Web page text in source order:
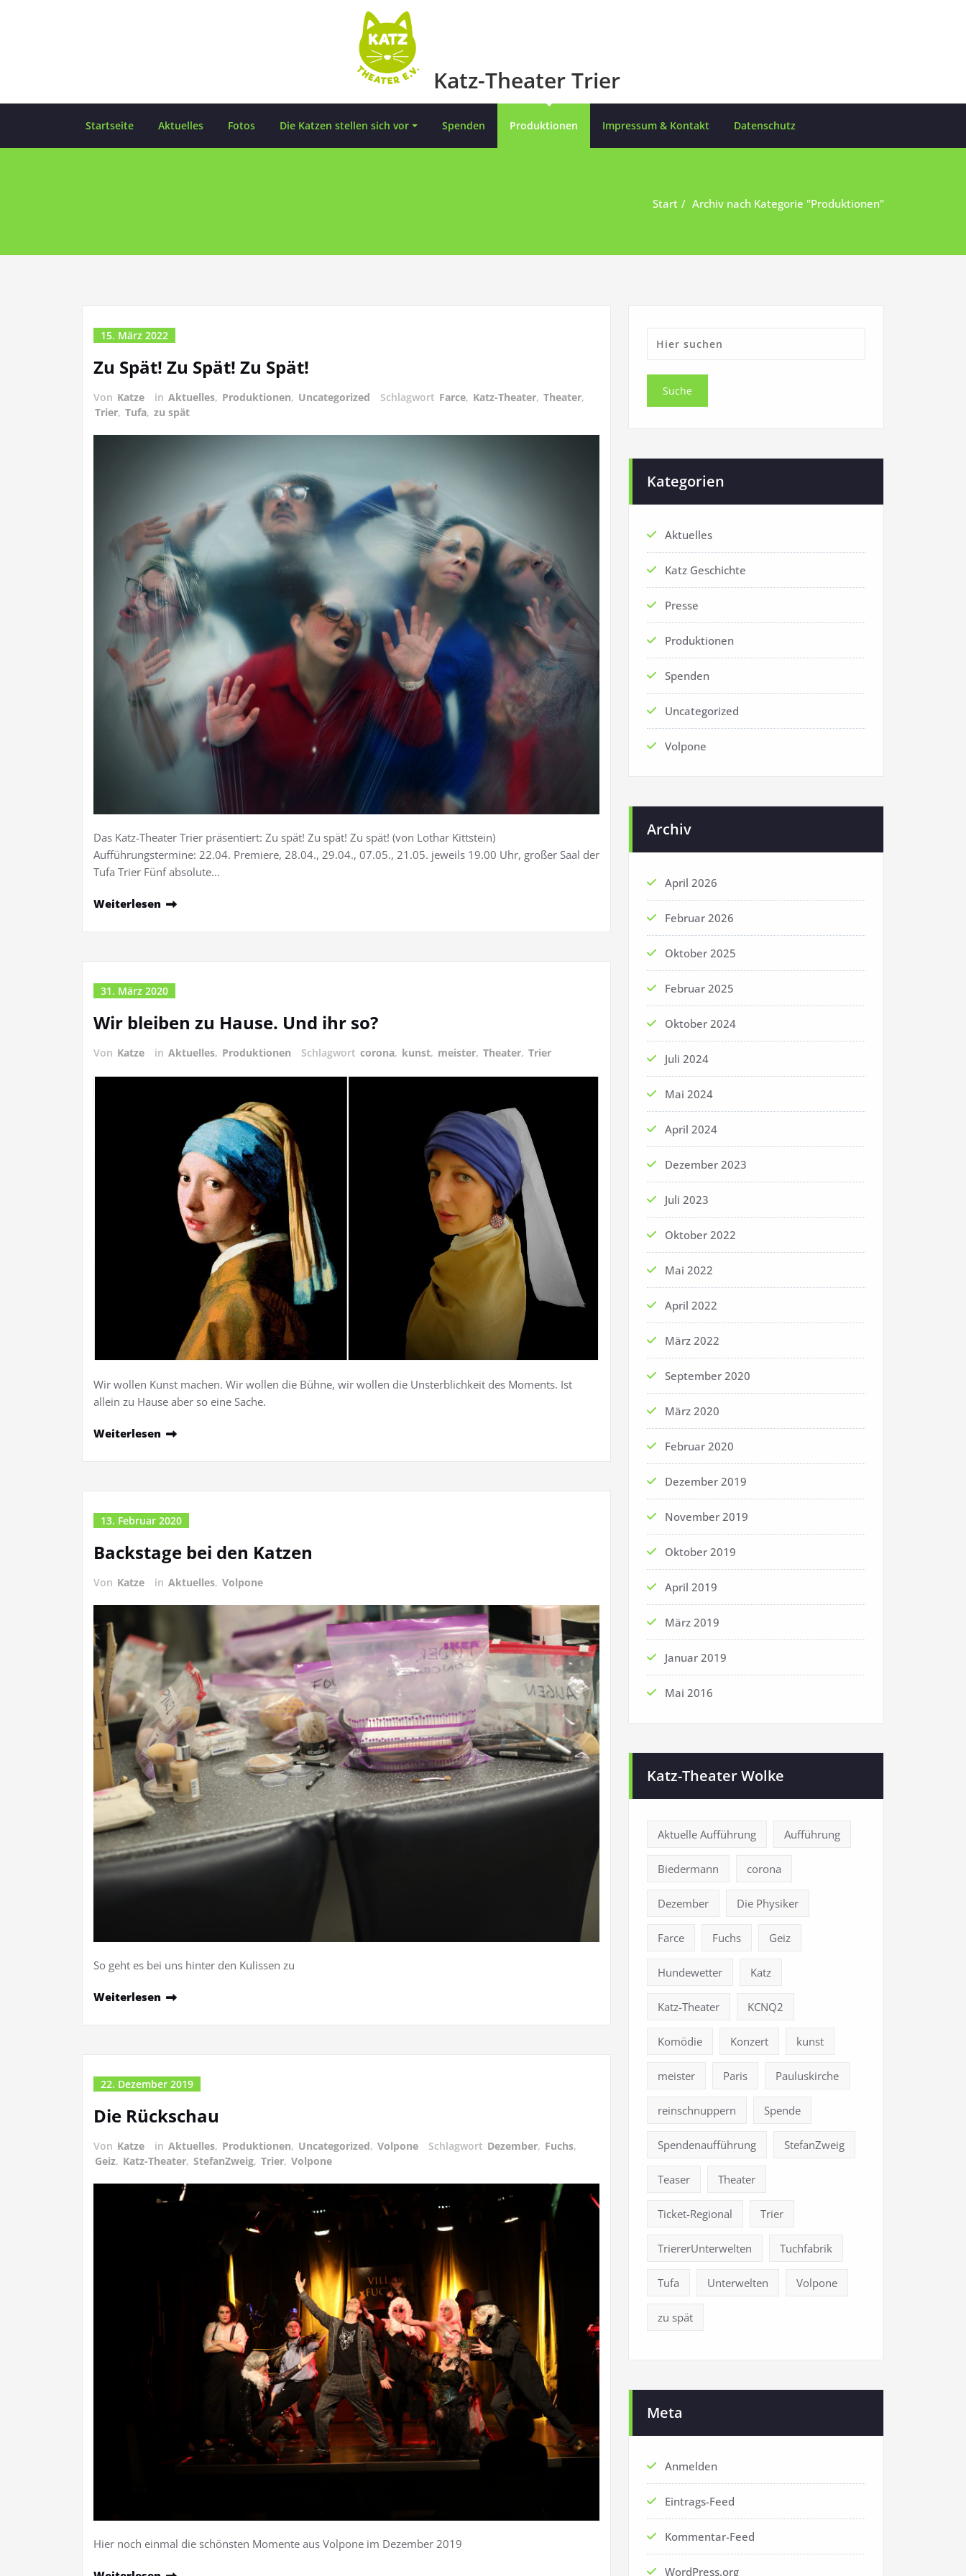
Katz-Theater Trier
Startseite Aktuelles Fotos Die Katzen stellen sich vor Spenden Produktionen Impressum & Kontakt Datenschutz
Start Archiv nach Kategorie "Produktionen"
15. März 2022
Zu Spät! Zu Spät! Zu Spät!
Von Katze in Aktuelles, Produktionen, Uncategorized Schlagwort Farce, Katz-Theater, Theater,
Trier, Tufa, zu spät
Das Katz-Theater Trier präsentiert: Zu spät! Zu spät! Zu spät! (von Lothar Kittstein)
Aufführungstermine: 22.04. Premiere, 28.04., 29.04., 07.05., 21.05. jeweils 19.00 Uhr, großer Saal der
Tufa Trier Fünf absolute…
Weiterlesen
31. März 2020
Wir bleiben zu Hause. Und ihr so?
Von Katze in Aktuelles, Produktionen Schlagwort corona, kunst, meister, Theater, Trier
Wir wollen Kunst machen. Wir wollen die Bühne, wir wollen die Unsterblichkeit des Moments. Ist
allein zu Hause aber so eine Sache.
Weiterlesen
13. Februar 2020
Backstage bei den Katzen
Von Katze in Aktuelles, Volpone
So geht es bei uns hinter den Kulissen zu
Weiterlesen
22. Dezember 2019
Die Rückschau
Von Katze in Aktuelles, Produktionen, Uncategorized, Volpone Schlagwort Dezember, Fuchs,
Geiz, Katz-Theater, StefanZweig, Trier, Volpone
Hier noch einmal die schönsten Momente aus Volpone im Dezember 2019
Kategorien
Aktuelles
Katz Geschichte
Presse
Produktionen
Spenden
Uncategorized
Volpone
Archiv
April 2026
Februar 2026
Oktober 2025
Februar 2025
Oktober 2024
Juli 2024
Mai 2024
April 2024
Dezember 2023
Juli 2023
Oktober 2022
Mai 2022
April 2022
März 2022
September 2020
März 2020
Februar 2020
Dezember 2019
November 2019
Oktober 2019
April 2019
März 2019
Januar 2019
Mai 2016
Katz-Theater Wolke
Aktuelle Aufführung Aufführung
Biedermann corona
Dezember Die Physiker
Farce Fuchs Geiz
Hundewetter Katz
Katz-Theater KCNQ2
Komödie Konzert kunst
meister Paris Pauluskirche
reinschnuppern Spende
Spendenaufführung StefanZweig
Teaser Theater
Ticket-Regional Trier
TriererUnterwelten Tuchfabrik
Tufa Unterwelten Volpone
zu spät
Meta
Anmelden
Eintrags-Feed
Kommentar-Feed
WordPress.org